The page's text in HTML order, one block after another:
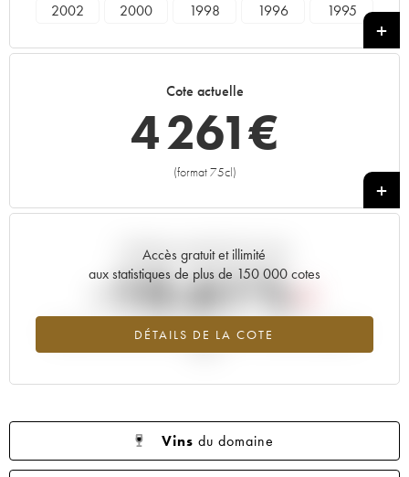
2002
2000 1998 1996
1995
1966
1928 ----
Cote actuelle
4 261€
(format 75cl)
+
Accès gratuit et illimité
aux statistiques de plus de 150 000 cotes
DÉTAILS DE LA COTE
Tendance actuelle de la cote
-10.61%
Tendance à la baisse du millésime 1961 en 2026 par rapport à
Vins du domaine